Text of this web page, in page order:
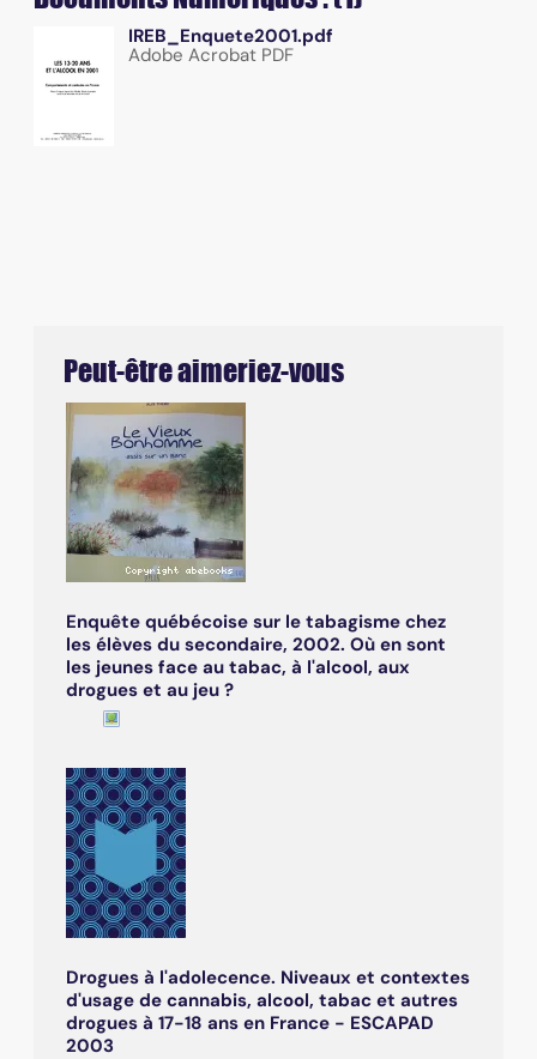
IREB_Enquete2001.pdf
Adobe Acrobat PDF
Peut-être aimeriez-vous
Enquête québécoise sur le tabagisme chez
les élèves du secondaire, 2002. Où en sont
les jeunes face au tabac, à l'alcool, aux
drogues et au jeu ?
Drogues à l'adolecence. Niveaux et contextes
d'usage de cannabis, alcool, tabac et autres
drogues à 17-18 ans en France - ESCAPAD
2003